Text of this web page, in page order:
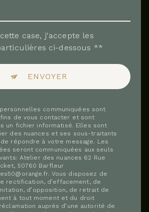
case, j'accepte les
ci-dessous **
ENVOYER
communiquées sont
de vous contacter et sont
un fichier informatisé. Elles sont
des nuances et ses sous-traitants
répondre à votre message. Les
seront communiquées aux seuls
Atelier des nuances 62 Rue
50760 Barfleur
Vous disposez de
rectification, d’effacement, de
d’opposition, de retrait de
à tout moment et du droit
auprès d’une autorité de